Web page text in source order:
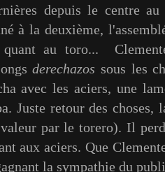
depuis le centre
à la deuxième,
au toro...
derechazos sous les
avec les aciers, une
Juste retour des
par le torero). Il
aux aciers. Que
la sympathie du